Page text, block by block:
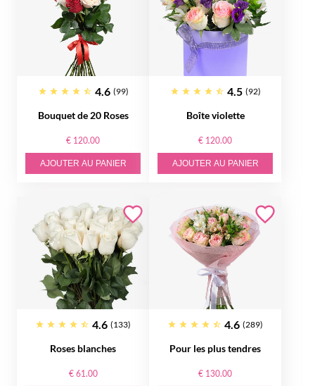
4.6 (99)
Bouquet de 20 Roses
€ 120.00
AJOUTER AU PANIER
4.5 (92)
Boîte violette
€ 120.00
AJOUTER AU PANIER
4.6 (133)
Roses blanches
€ 61.00
4.6 (289)
Pour les plus tendres
€ 130.00